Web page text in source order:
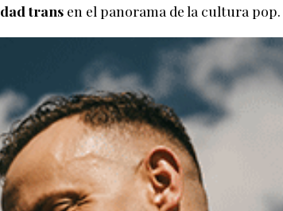
trans en el panorama de la cultura pop.